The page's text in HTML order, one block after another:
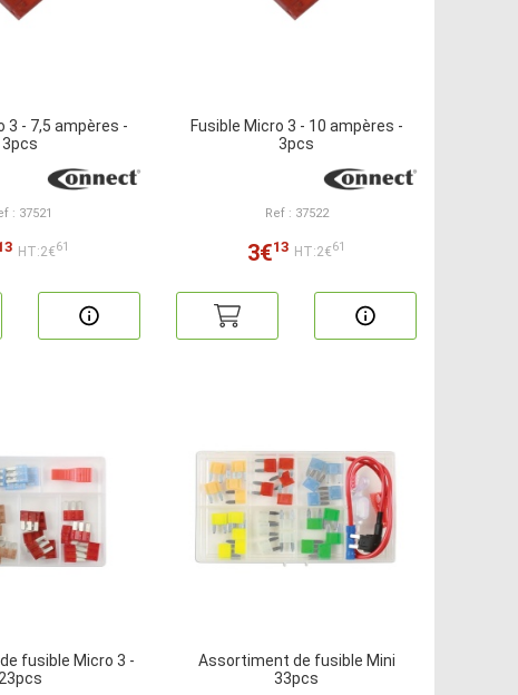
3 - 7,5 ampères -
3pcs
: 37521
HT:2€61
Fusible Micro 3 - 10 ampères -
3pcs
Ref : 37522
3€13 HT:2€61
fusible Micro 3 -
23pcs
Assortiment de fusible Mini
33pcs